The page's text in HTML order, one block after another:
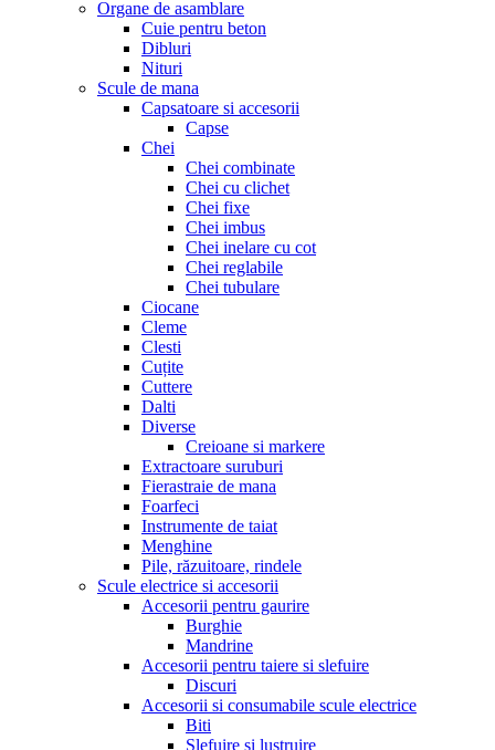
Organe de asamblare
Cuie pentru beton
Dibluri
Nituri
Scule de mana
Capsatoare si accesorii
Capse
Chei
Chei combinate
Chei cu clichet
Chei fixe
Chei imbus
Chei inelare cu cot
Chei reglabile
Chei tubulare
Ciocane
Cleme
Clesti
Cuțite
Cuttere
Dalti
Diverse
Creioane si markere
Extractoare suruburi
Fierastraie de mana
Foarfeci
Instrumente de taiat
Menghine
Pile, răzuitoare, rindele
Scule electrice si accesorii
Accesorii pentru gaurire
Burghie
Mandrine
Accesorii pentru taiere si slefuire
Discuri
Accesorii si consumabile scule electrice
Biti
Slefuire si lustruire